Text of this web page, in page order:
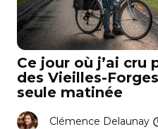
Ce jour où j’ai cru
des Vieilles-
seule matinée
Clémence Delaunay